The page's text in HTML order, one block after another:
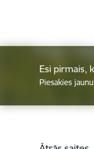
Esi pirmais,
Piesakies